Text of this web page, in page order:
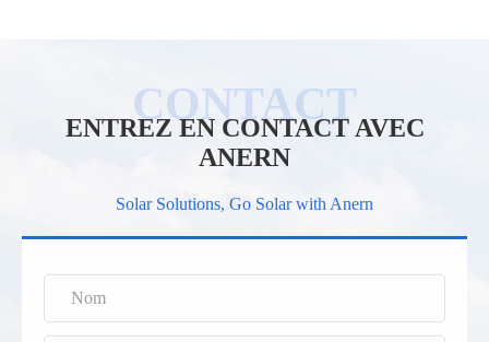
ENTREZ EN CONTACT AVEC
ANERN
Solar Solutions, Go Solar with Anern